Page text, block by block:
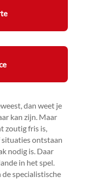
dan weet je
kan zijn.​ Maar
zoutig fris is,
situaties ontstaan
nodig is.​ Daar
in het spel.​
specialistische